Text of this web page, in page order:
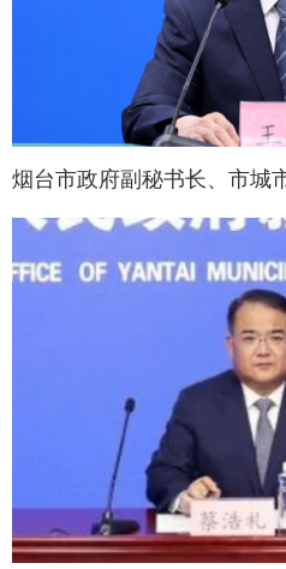
烟台市政府副秘书长、市城